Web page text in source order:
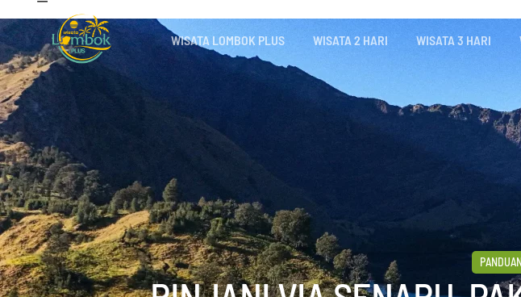
WISATA LOMBOK PLUS WISATA 2 HARI WISATA 3 HARI